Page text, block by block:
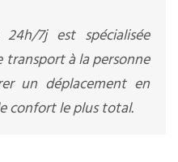
24h/7j est spécialisée
transport à la personne
un déplacement en
confort le plus total.